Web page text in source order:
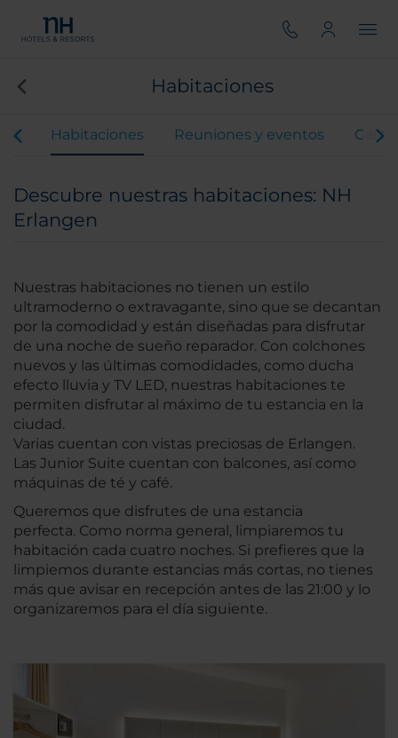
Habitaciones
Habitaciones Reuniones y eventos
Descubre nuestras habitaciones: NH
Erlangen
Nuestras habitaciones no tienen un estilo
ultramoderno o extravagante, sino que se decantan
por la comodidad y están diseñadas para disfrutar
de una noche de sueño reparador. Con colchones
nuevos y las últimas comodidades, como ducha
efecto lluvia y TV LED, nuestras habitaciones te
permiten disfrutar al máximo de tu estancia en la
ciudad.
Varias cuentan con vistas preciosas de Erlangen.
Las Junior Suite cuentan con balcones, así como
máquinas de té y café.
Queremos que disfrutes de una estancia
perfecta. Como norma general, limpiaremos tu
habitación cada cuatro noches. Si prefieres que la
limpiemos durante estancias más cortas, no tienes
más que avisar en recepción antes de las 21:00 y lo
organizaremos para el día siguiente.